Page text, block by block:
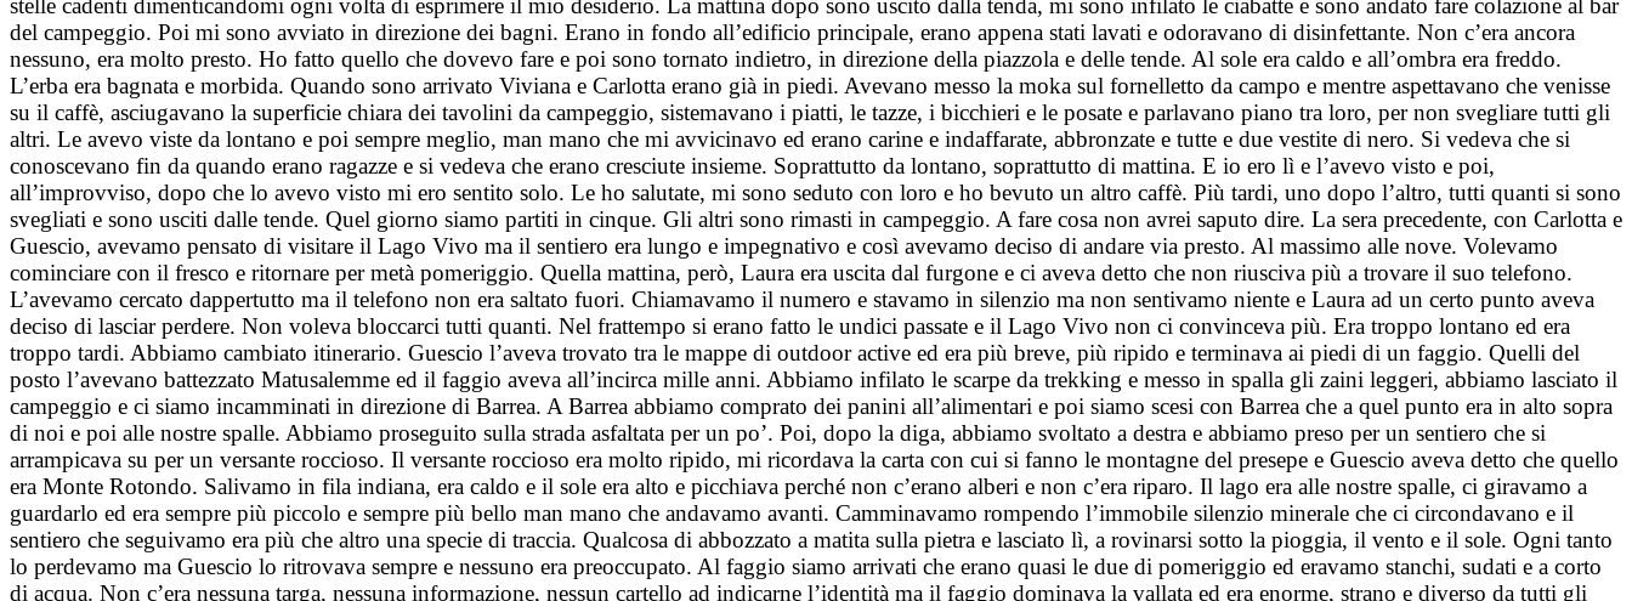
del campeggio. Poi mi sono avviato in direzione dei bagni. Erano in fondo all’edificio principale, erano appena stati lavati e odoravano di disinfettante. Non c’era ancora
nessuno, era molto presto. Ho fatto quello che dovevo fare e poi sono tornato indietro, in direzione della piazzola e delle tende. Al sole era caldo e all’ombra era freddo.
L’erba era bagnata e morbida. Quando sono arrivato Viviana e Carlotta erano già in piedi. Avevano messo la moka sul fornelletto da campo e mentre aspettavano che venisse
su il caffè, asciugavano la superficie chiara dei tavolini da campeggio, sistemavano i piatti, le tazze, i bicchieri e le posate e parlavano piano tra loro, per non svegliare tutti gli
altri. Le avevo viste da lontano e poi sempre meglio, man mano che mi avvicinavo ed erano carine e indaffarate, abbronzate e tutte e due vestite di nero. Si vedeva che si
conoscevano fin da quando erano ragazze e si vedeva che erano cresciute insieme. Soprattutto da lontano, soprattutto di mattina. E io ero lì e l’avevo visto e poi,
all’improvviso, dopo che lo avevo visto mi ero sentito solo. Le ho salutate, mi sono seduto con loro e ho bevuto un altro caffè. Più tardi, uno dopo l’altro, tutti quanti si sono
svegliati e sono usciti dalle tende. Quel giorno siamo partiti in cinque. Gli altri sono rimasti in campeggio. A fare cosa non avrei saputo dire. La sera precedente, con Carlotta e
Guescio, avevamo pensato di visitare il Lago Vivo ma il sentiero era lungo e impegnativo e così avevamo deciso di andare via presto. Al massimo alle nove. Volevamo
cominciare con il fresco e ritornare per metà pomeriggio. Quella mattina, però, Laura era uscita dal furgone e ci aveva detto che non riusciva più a trovare il suo telefono.
L’avevamo cercato dappertutto ma il telefono non era saltato fuori. Chiamavamo il numero e stavamo in silenzio ma non sentivamo niente e Laura ad un certo punto aveva
deciso di lasciar perdere. Non voleva bloccarci tutti quanti. Nel frattempo si erano fatto le undici passate e il Lago Vivo non ci convinceva più. Era troppo lontano ed era
troppo tardi. Abbiamo cambiato itinerario. Guescio l’aveva trovato tra le mappe di outdoor active ed era più breve, più ripido e terminava ai piedi di un faggio. Quelli del
posto l’avevano battezzato Matusalemme ed il faggio aveva all’incirca mille anni. Abbiamo infilato le scarpe da trekking e messo in spalla gli zaini leggeri, abbiamo lasciato il
campeggio e ci siamo incamminati in direzione di Barrea. A Barrea abbiamo comprato dei panini all’alimentari e poi siamo scesi con Barrea che a quel punto era in alto sopra
di noi e poi alle nostre spalle. Abbiamo proseguito sulla strada asfaltata per un po’. Poi, dopo la diga, abbiamo svoltato a destra e abbiamo preso per un sentiero che si
arrampicava su per un versante roccioso. Il versante roccioso era molto ripido, mi ricordava la carta con cui si fanno le montagne del presepe e Guescio aveva detto che quello
era Monte Rotondo. Salivamo in fila indiana, era caldo e il sole era alto e picchiava perché non c’erano alberi e non c’era riparo. Il lago era alle nostre spalle, ci giravamo a
guardarlo ed era sempre più piccolo e sempre più bello man mano che andavamo avanti. Camminavamo rompendo l’immobile silenzio minerale che ci circondavano e il
sentiero che seguivamo era più che altro una specie di traccia. Qualcosa di abbozzato a matita sulla pietra e lasciato lì, a rovinarsi sotto la pioggia, il vento e il sole. Ogni tanto
lo perdevamo ma Guescio lo ritrovava sempre e nessuno era preoccupato. Al faggio siamo arrivati che erano quasi le due di pomeriggio ed eravamo stanchi, sudati e a corto
di acqua. Non c’era nessuna targa, nessuna informazione, nessun cartello ad indicarne l’identità ma il faggio dominava la vallata ed era enorme, strano e diverso da tutti gli